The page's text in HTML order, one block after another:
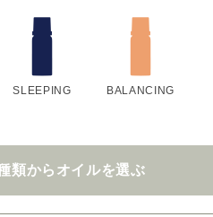
SLEEPING BALANCING
類からオイルを選ぶ